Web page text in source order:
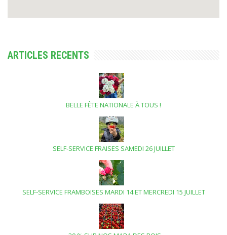
ARTICLES RECENTS
BELLE FÊTE NATIONALE À TOUS !
SELF-SERVICE FRAISES SAMEDI 26 JUILLET
SELF-SERVICE FRAMBOISES MARDI 14 ET MERCREDI 15 JUILLET